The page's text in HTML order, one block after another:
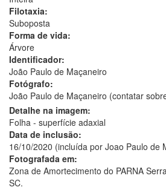
Filotaxia:
Suboposta
Forma de vida:
Árvore
Identificador:
João Paulo de Maçaneiro
Fotógrafo:
João Paulo de Maçaneiro (contatar
Detalhe na imagem:
Folha - superfície adaxial
Data de inclusão:
16/10/2020 (incluída por Joao Paulo de
Fotografada em:
Zona de Amortecimento do PARNA
SC.